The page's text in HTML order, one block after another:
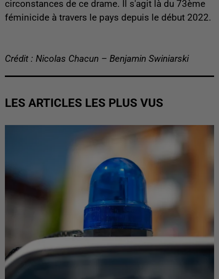
circonstances de ce drame. Il s'agit là du 73ème
féminicide à travers le pays depuis le début 2022.
Crédit : Nicolas Chacun – Benjamin Swiniarski
LES ARTICLES LES PLUS VUS